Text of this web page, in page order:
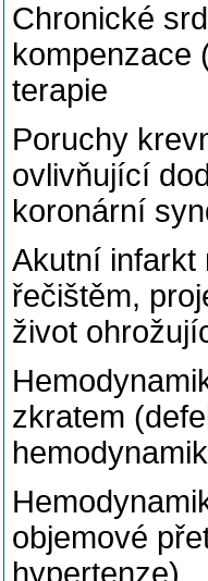
Chronické
kompenzace
terapie
Poruchy
ovlivňující
koronární
Akutní infarkt
řečištěm,
život
zkratem
objemové
hypertenze)